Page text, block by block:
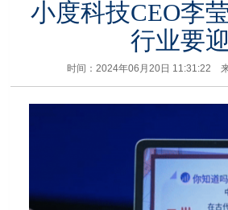
小度科技CEO李
行业要
时间：2024年06月20日 11:31:22